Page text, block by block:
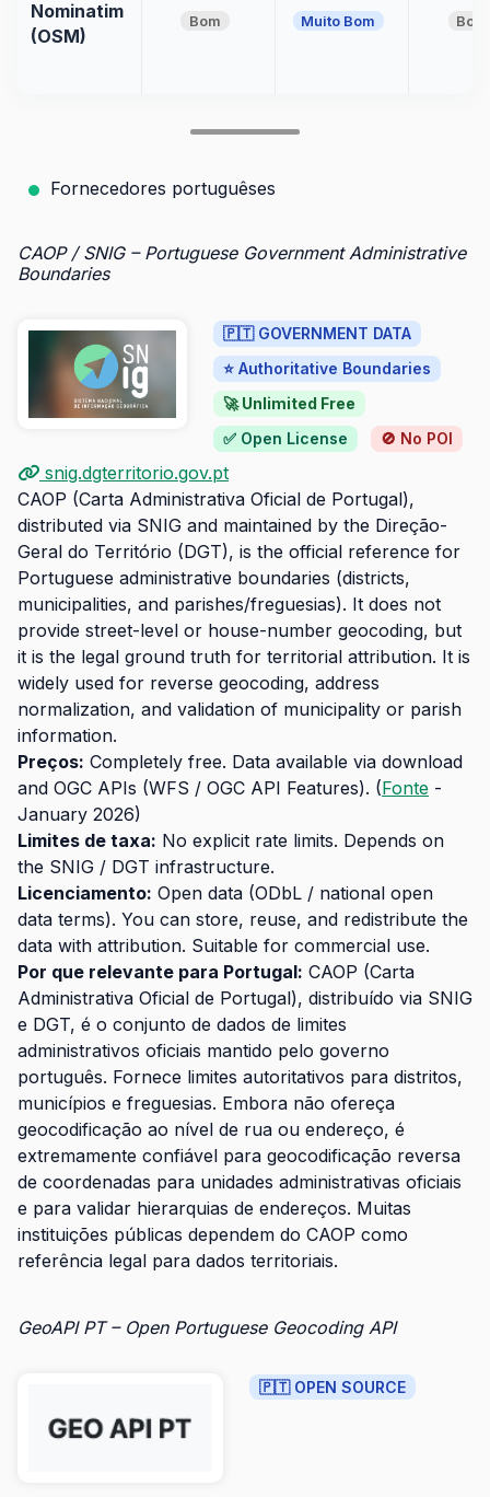
Nominatim
(OSM)
Bom Muito Bom Bom
Fornecedores portuguêses
CAOP / SNIG – Portuguese Government Administrative
Boundaries
🇵🇹 GOVERNMENT DATA
⭐ Authoritative Boundaries
🚀 Unlimited Free
✅ Open License
🚫 No POI
snig.dgterritorio.gov.pt
CAOP (Carta Administrativa Oficial de Portugal),
distributed via SNIG and maintained by the Direção-
Geral do Território (DGT), is the official reference for
Portuguese administrative boundaries (districts,
municipalities, and parishes/freguesias). It does not
provide street-level or house-number geocoding, but
it is the legal ground truth for territorial attribution. It is
widely used for reverse geocoding, address
normalization, and validation of municipality or parish
information.
Preços: Completely free. Data available via download
and OGC APIs (WFS / OGC API Features). (Fonte -
January 2026)
Limites de taxa: No explicit rate limits. Depends on
the SNIG / DGT infrastructure.
Licenciamento: Open data (ODbL / national open
data terms). You can store, reuse, and redistribute the
data with attribution. Suitable for commercial use.
Por que relevante para Portugal: CAOP (Carta
Administrativa Oficial de Portugal), distribuído via SNIG
e DGT, é o conjunto de dados de limites
administrativos oficiais mantido pelo governo
português. Fornece limites autoritativos para distritos,
municípios e freguesias. Embora não ofereça
geocodificação ao nível de rua ou endereço, é
extremamente confiável para geocodificação reversa
de coordenadas para unidades administrativas oficiais
e para validar hierarquias de endereços. Muitas
instituições públicas dependem do CAOP como
referência legal para dados territoriais.
GeoAPI PT – Open Portuguese Geocoding API
🇵🇹 OPEN SOURCE